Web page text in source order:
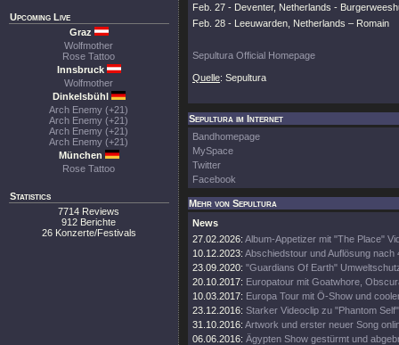
Upcoming Live
Graz
Wolfmother
Rose Tattoo
Innsbruck
Wolfmother
Dinkelsbühl
Arch Enemy (+21)
Arch Enemy (+21)
Arch Enemy (+21)
Arch Enemy (+21)
München
Rose Tattoo
Statistics
7714 Reviews
912 Berichte
26 Konzerte/Festivals
Feb. 27 - Deventer, Netherlands -
Feb. 28 - Leeuwarden, Netherlands – Romain
Sepultura Official Homepage
Quelle: Sepultura
Sepultura im Internet
Bandhomepage
MySpace
Twitter
Facebook
Mehr von Sepultura
News
27.02.2026: Album-Appetizer mit "The Place"
10.12.2023: Abschiedstour und Auflösung nach
23.09.2020: "Guardians Of Earth"
20.10.2017: Europatour mit Goatwhore,
10.03.2017: Europa Tour mit Ö-Show und
23.12.2016: Starker Videoclip zu "Phantom
31.10.2016: Artwork und erster neuer Song
06.06.2016: Ägypten Show gestürmt und